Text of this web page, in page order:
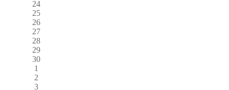
24
25
26
27
28
29
30
1
2
3